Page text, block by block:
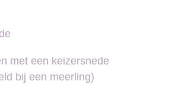
met een keizersnede
bij een meerling)